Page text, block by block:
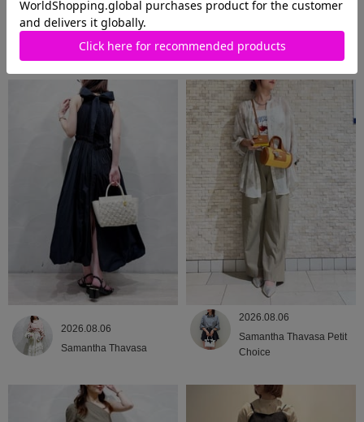
2026.08.07
Samantha Thavasa Petit
Choice
Samantha Thavasa
2026.08.06
Samantha Thavasa
2026.08.06
Samantha Thavasa Petit
Choice